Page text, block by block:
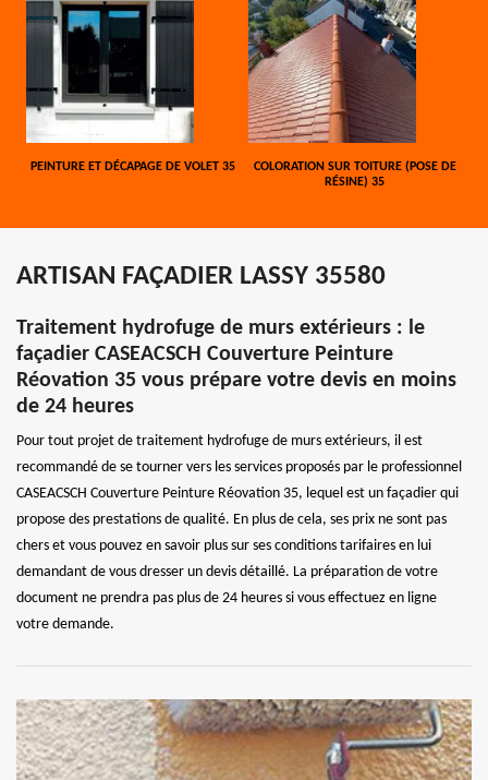
PEINTURE ET DÉCAPAGE DE VOLET 35
COLORATION SUR TOITURE (POSE DE
RÉSINE) 35
ARTISAN FAÇADIER LASSY 35580
Traitement hydrofuge de murs extérieurs : le
façadier CASEACSCH Couverture Peinture
Réovation 35 vous prépare votre devis en moins
de 24 heures
Pour tout projet de traitement hydrofuge de murs extérieurs, il est
recommandé de se tourner vers les services proposés par le professionnel
CASEACSCH Couverture Peinture Réovation 35, lequel est un façadier qui
propose des prestations de qualité. En plus de cela, ses prix ne sont pas
chers et vous pouvez en savoir plus sur ses conditions tarifaires en lui
demandant de vous dresser un devis détaillé. La préparation de votre
document ne prendra pas plus de 24 heures si vous effectuez en ligne
votre demande.